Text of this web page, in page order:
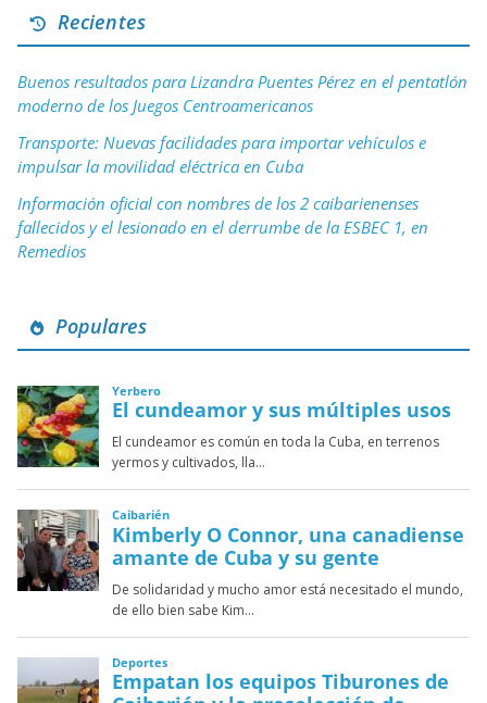
Recientes
Buenos resultados para Lizandra Puentes Pérez en el pentatlón
moderno de los Juegos Centroamericanos
Transporte: Nuevas facilidades para importar vehículos e
impulsar la movilidad eléctrica en Cuba
Información oficial con nombres de los 2 caibarienenses
fallecidos y el lesionado en el derrumbe de la ESBEC 1, en
Remedios
Populares